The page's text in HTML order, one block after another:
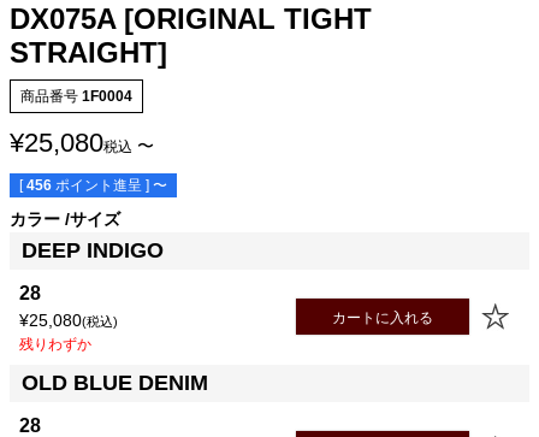
サイズ 股下 ウエスト
28
81.5cm
30
86.5cm 78.0cm
33
DX075A [ORIGINAL TIGHT
STRAIGHT]
商品番号 1F0004
¥25,080税込 〜
[ 456 ポイント進呈 ] 〜
カラー サイズ
DEEP INDIGO
28
¥25,080 税込
残りわずか
カートに入れる
OLD BLUE DENIM
28